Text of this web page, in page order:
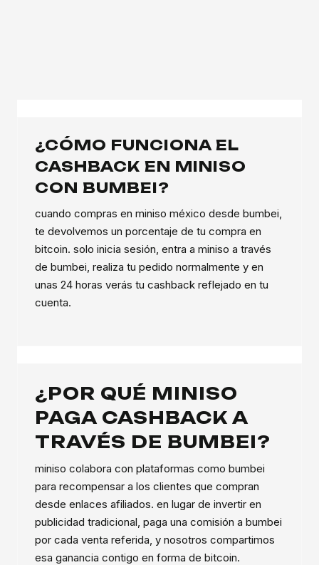
¿CÓMO FUNCIONA EL
CASHBACK EN MINISO
CON BUMBEI?
cuando compras en miniso méxico desde bumbei,
te devolvemos un porcentaje de tu compra en
bitcoin. solo inicia sesión, entra a miniso a través
de bumbei, realiza tu pedido normalmente y en
unas 24 horas verás tu cashback reflejado en tu
cuenta.
¿POR QUÉ MINISO
PAGA CASHBACK A
TRAVÉS DE BUMBEI?
miniso colabora con plataformas como bumbei
para recompensar a los clientes que compran
desde enlaces afiliados. en lugar de invertir en
publicidad tradicional, paga una comisión a bumbei
por cada venta referida, y nosotros compartimos
esa ganancia contigo en forma de bitcoin.